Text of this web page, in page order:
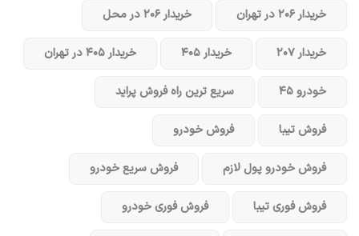
خریدار ۲۰۶ در تهران خریدار ۲۰۶ در محل
خریدار ۲۰۷ خریدار ۴۰۵ خریدار ۴۰۵ در تهران
خودرو ۴۵ سریع ترین راه فروش پراید
فروش تیبا فروش خودرو
فروش خودرو پول لازم فروش سریع خودرو
فروش فوری تیبا فروش فوری خودرو